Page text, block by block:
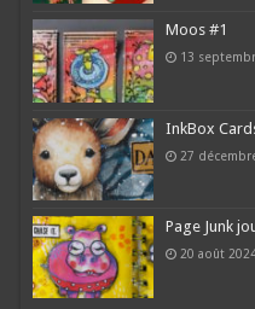
Moos #1
13
InkBox
27
Page Junk
20 août